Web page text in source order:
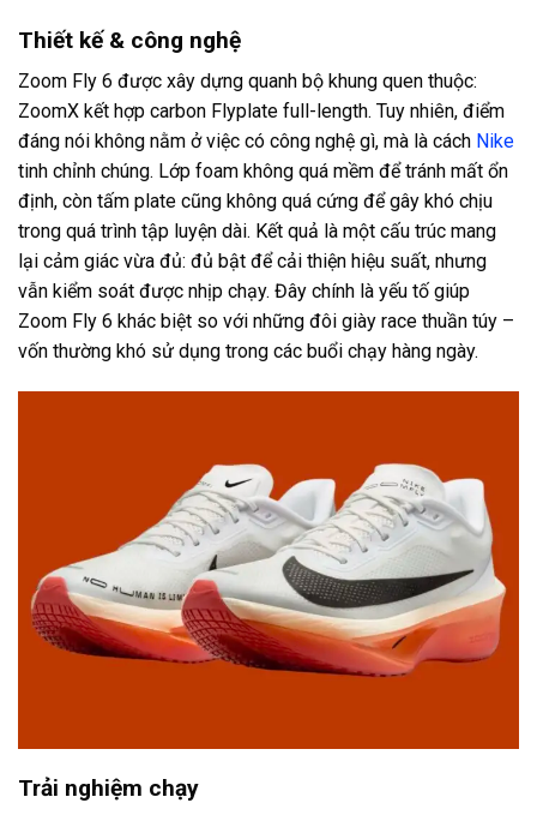
Thiết kế & công nghệ
Zoom Fly 6 được xây dựng quanh bộ khung quen thuộc:
ZoomX kết hợp carbon Flyplate full-length. Tuy nhiên, điểm
đáng nói không nằm ở việc có công nghệ gì, mà là cách Nike
tinh chỉnh chúng. Lớp foam không quá mềm để tránh mất ổn
định, còn tấm plate cũng không quá cứng để gây khó chịu
trong quá trình tập luyện dài. Kết quả là một cấu trúc mang
lại cảm giác vừa đủ: đủ bật để cải thiện hiệu suất, nhưng
vẫn kiểm soát được nhịp chạy. Đây chính là yếu tố giúp
Zoom Fly 6 khác biệt so với những đôi giày race thuần túy –
vốn thường khó sử dụng trong các buổi chạy hàng ngày.
Trải nghiệm chạy